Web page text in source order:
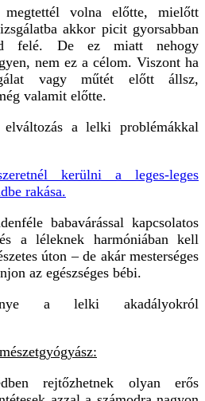
volna előtte, mielőtt
akkor picit gyorsabban
felé. De ez miatt nehogy
nem ez a célom. Viszont ha
vagy műtét előtt állsz,
valamit előtte.
a lelki problémákkal
kerülni a leges-leges
rakása.
babavárással kapcsolatos
a léleknek harmóniában kell
úton – de akár mesterséges
az egészséges bébi.
a lelki akadályokról
rejtőzhetnek olyan erős